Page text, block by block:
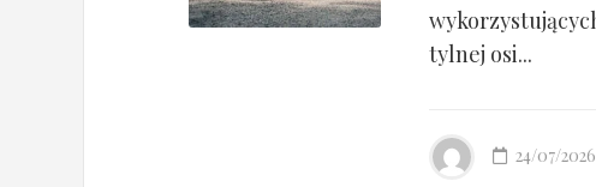
tylnej osi...
24/07/2026